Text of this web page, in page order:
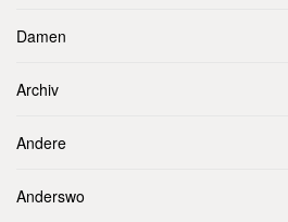
Damen
Archiv
Andere
Anderswo